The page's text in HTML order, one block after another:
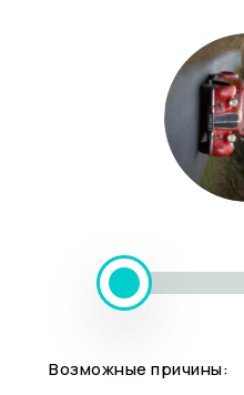
Возможные причины: